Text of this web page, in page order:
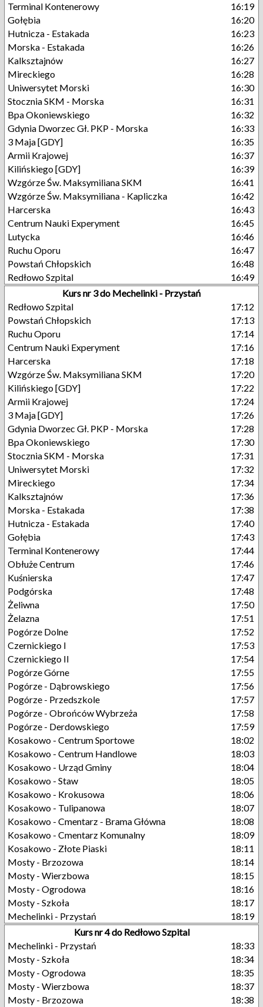
Terminal Kontenerowy
16:19
Gołębia
16:20
Hutnicza - Estakada
16:23
Morska - Estakada
16:26
Kalksztajnów
16:27
Mireckiego
16:28
Uniwersytet Morski
16:30
Stocznia SKM - Morska
16:31
Bpa Okoniewskiego
16:32
Gdynia Dworzec Gł. PKP - Morska
16:33
3 Maja [GDY]
16:35
Armii Krajowej
16:37
Kilińskiego [GDY]
16:39
Wzgórze Św. Maksymiliana SKM
16:41
Wzgórze Św. Maksymiliana - Kapliczka
16:42
Harcerska
16:43
Centrum Nauki Experyment
16:45
Lutycka
16:46
Ruchu Oporu
16:47
Powstań Chłopskich
16:48
Redłowo Szpital
16:49
Kurs nr 3 do Mechelinki - Przystań
Redłowo Szpital
17:12
Powstań Chłopskich
17:13
Ruchu Oporu
17:14
Centrum Nauki Experyment
17:16
Harcerska
17:18
Wzgórze Św. Maksymiliana SKM
17:20
Kilińskiego [GDY]
17:22
Armii Krajowej
17:24
3 Maja [GDY]
17:26
Gdynia Dworzec Gł. PKP - Morska
17:28
Bpa Okoniewskiego
17:30
Stocznia SKM - Morska
17:31
Uniwersytet Morski
17:32
Mireckiego
17:34
Kalksztajnów
17:36
Morska - Estakada
17:38
Hutnicza - Estakada
17:40
Gołębia
17:43
Terminal Kontenerowy
17:44
Obłuże Centrum
17:46
Kuśnierska
17:47
Podgórska
17:48
Żeliwna
17:50
Żelazna
17:51
Pogórze Dolne
17:52
Czernickiego I
17:53
Czernickiego II
17:54
Pogórze Górne
17:55
Pogórze - Dąbrowskiego
17:56
Pogórze - Przedszkole
17:57
Pogórze - Obrońców Wybrzeża
17:58
Pogórze - Derdowskiego
17:59
Kosakowo - Centrum Sportowe
18:02
Kosakowo - Centrum Handlowe
18:03
Kosakowo - Urząd Gminy
18:04
Kosakowo - Staw
18:05
Kosakowo - Krokusowa
18:06
Kosakowo - Tulipanowa
18:07
Kosakowo - Cmentarz - Brama Główna
18:08
Kosakowo - Cmentarz Komunalny
18:09
Kosakowo - Złote Piaski
18:11
Mosty - Brzozowa
18:14
Mosty - Wierzbowa
18:15
Mosty - Ogrodowa
18:16
Mosty - Szkoła
18:17
Mechelinki - Przystań
18:19
Kurs nr 4 do Redłowo Szpital
Mechelinki - Przystań
18:33
Mosty - Szkoła
18:34
Mosty - Ogrodowa
18:35
Mosty - Wierzbowa
18:37
Mosty - Brzozowa
18:38